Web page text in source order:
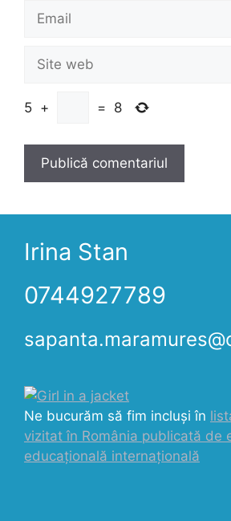
Email
Site
web
5 + = 8
Irina Stan
0744927789
Ne bucurăm să fim incluși în
vizitat în România publicată de
educațională internațională